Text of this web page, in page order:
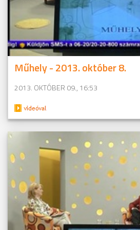
Műhely - 2013. október 8.
2013. OKTÓBER 09., 16:53